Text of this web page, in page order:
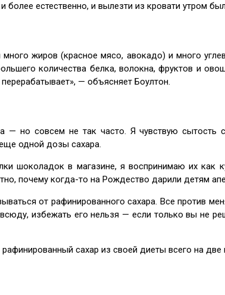
более естественно, и вылезти из кровати утром
жиров (красное мясо, авокадо) и много
количества белка, волокна, фруктов и
— объясняет Боултон.
— но совсем не так часто. Я чувствую
одной дозы сахара.
шоколадок в магазине, я воспринимаю их как
почему когда-то на Рождество дарили детям
от рафинированного сахара. Все против
избежать его нельзя — если только вы не
сахар из своей диеты всего на